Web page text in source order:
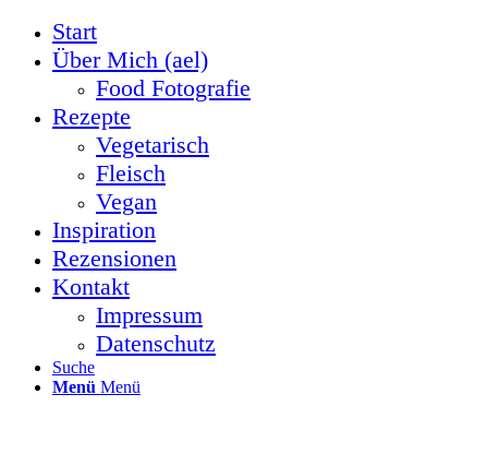
Start
Über Mich (ael)
Food Fotografie
Rezepte
Vegetarisch
Fleisch
Vegan
Inspiration
Rezensionen
Kontakt
Impressum
Datenschutz
Suche
Menü Menü